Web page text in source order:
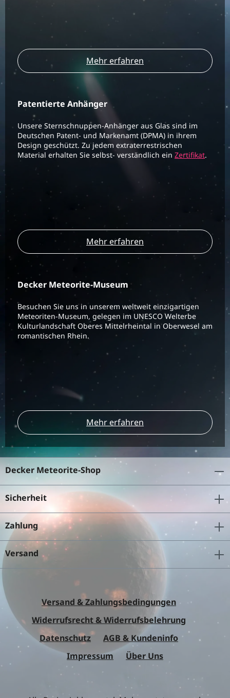
Mehr erfahren
Patentierte Anhänger
Unsere Sternschnuppen-Anhänger aus Glas sind im
Deutschen Patent- und Markenamt (DPMA) in ihrem
Design geschützt. Zu jedem extraterrestrischen
Material erhalten Sie selbst- verständlich ein Zertifikat.
Mehr erfahren
Decker Meteorite-Museum
Besuchen Sie uns in unserem weltweit einzigartigen
Meteoriten-Museum, gelegen im UNESCO Welterbe
Kulturlandschaft Oberes Mittelrheintal in Oberwesel am
romantischen Rhein.
Mehr erfahren
Decker Meteorite-Shop
Sicherheit
Zahlung
Versand
Versand & Zahlungsbedingungen
Widerrufsrecht & Widerrufsbelehrung
Datenschutz
AGB & Kundeninfo
Impressum
Über Uns